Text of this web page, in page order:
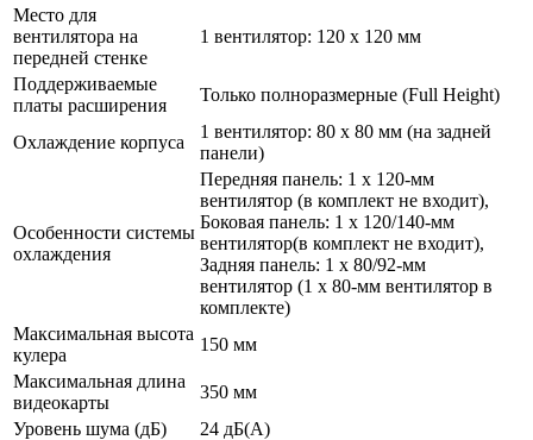
Место для
вентилятора на
передней стенке
1 вентилятор: 120 x 120 мм
Поддерживаемые
платы расширения
Только полноразмерные (Full Height)
Охлаждение корпуса
1 вентилятор: 80 x 80 мм (на задней
панели)
Особенности системы
охлаждения
Передняя панель: 1 х 120-мм
вентилятор (в комплект не входит),
Боковая панель: 1 х 120/­140-мм
вентилятор(в комплект не входит),
Задняя панель: 1 х 80/­92-мм
вентилятор (1 х 80-мм вентилятор в
комплекте)
Максимальная высота
кулера
150 мм
Максимальная длина
видеокарты
350 мм
Уровень шума (дБ)
24 дБ(А)